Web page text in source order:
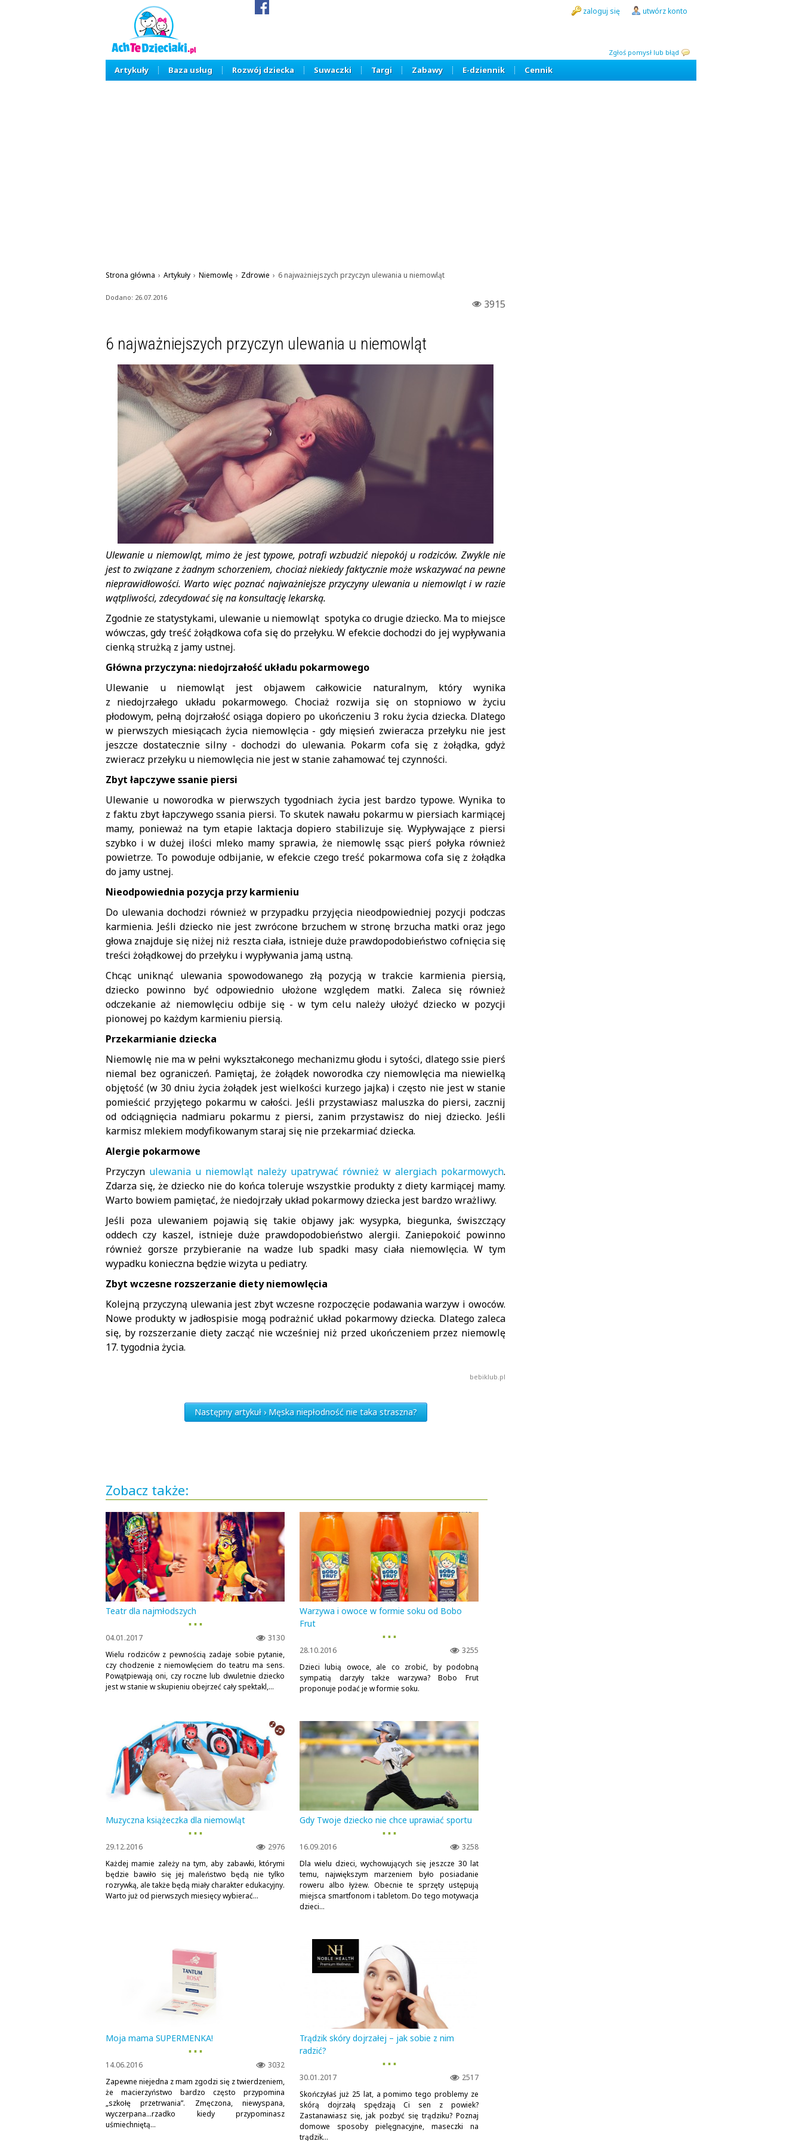
Zgłoś pomysł lub błąd
zaloguj się utwórz konto
Artykuły Baza usług Rozwój dziecka Suwaczki Targi Zabawy E-dziennik Cennik
Strona główna › Artykuły › Niemowlę › Zdrowie › 6 najważniejszych przyczyn ulewania u niemowląt
3915
Dodano: 26.07.2016
6 najważniejszych przyczyn ulewania u niemowląt
Ulewanie u niemowląt, mimo że jest typowe, potrafi wzbudzić niepokój u rodziców. Zwykle nie
jest to związane z żadnym schorzeniem, chociaż niekiedy faktycznie może wskazywać na pewne
nieprawidłowości. Warto więc poznać najważniejsze przyczyny ulewania u niemowląt i w razie
wątpliwości, zdecydować się na konsultację lekarską.
Zgodnie ze statystykami, ulewanie u niemowląt spotyka co drugie dziecko. Ma to miejsce
wówczas, gdy treść żołądkowa cofa się do przełyku. W efekcie dochodzi do jej wypływania
cienką strużką z jamy ustnej.
Główna przyczyna: niedojrzałość układu pokarmowego
Ulewanie u niemowląt jest objawem całkowicie naturalnym, który wynika
z niedojrzałego układu pokarmowego. Chociaż rozwija się on stopniowo w życiu
płodowym, pełną dojrzałość osiąga dopiero po ukończeniu 3 roku życia dziecka. Dlatego
w pierwszych miesiącach życia niemowlęcia - gdy mięsień zwieracza przełyku nie jest
jeszcze dostatecznie silny - dochodzi do ulewania. Pokarm cofa się z żołądka, gdyż
zwieracz przełyku u niemowlęcia nie jest w stanie zahamować tej czynności.
Zbyt łapczywe ssanie piersi
Ulewanie u noworodka w pierwszych tygodniach życia jest bardzo typowe. Wynika to
z faktu zbyt łapczywego ssania piersi. To skutek nawału pokarmu w piersiach karmiącej
mamy, ponieważ na tym etapie laktacja dopiero stabilizuje się. Wypływające z piersi
szybko i w dużej ilości mleko mamy sprawia, że niemowlę ssąc pierś połyka również
powietrze. To powoduje odbijanie, w efekcie czego treść pokarmowa cofa się z żołądka
do jamy ustnej.
Nieodpowiednia pozycja przy karmieniu
Do ulewania dochodzi również w przypadku przyjęcia nieodpowiedniej pozycji podczas
karmienia. Jeśli dziecko nie jest zwrócone brzuchem w stronę brzucha matki oraz jego
głowa znajduje się niżej niż reszta ciała, istnieje duże prawdopodobieństwo cofnięcia się
treści żołądkowej do przełyku i wypływania jamą ustną.
Chcąc uniknąć ulewania spowodowanego złą pozycją w trakcie karmienia piersią,
dziecko powinno być odpowiednio ułożone względem matki. Zaleca się również
odczekanie aż niemowlęciu odbije się - w tym celu należy ułożyć dziecko w pozycji
pionowej po każdym karmieniu piersią.
Przekarmianie dziecka
Niemowlę nie ma w pełni wykształconego mechanizmu głodu i sytości, dlatego ssie pierś
niemal bez ograniczeń. Pamiętaj, że żołądek noworodka czy niemowlęcia ma niewielką
objętość (w 30 dniu życia żołądek jest wielkości kurzego jajka) i często nie jest w stanie
pomieścić przyjętego pokarmu w całości. Jeśli przystawiasz maluszka do piersi, zacznij
od odciągnięcia nadmiaru pokarmu z piersi, zanim przystawisz do niej dziecko. Jeśli
karmisz mlekiem modyfikowanym staraj się nie przekarmiać dziecka.
Alergie pokarmowe
Przyczyn ulewania u niemowląt należy upatrywać również w alergiach pokarmowych.
Zdarza się, że dziecko nie do końca toleruje wszystkie produkty z diety karmiącej mamy.
Warto bowiem pamiętać, że niedojrzały układ pokarmowy dziecka jest bardzo wrażliwy.
Jeśli poza ulewaniem pojawią się takie objawy jak: wysypka, biegunka, świszczący
oddech czy kaszel, istnieje duże prawdopodobieństwo alergii. Zaniepokoić powinno
również gorsze przybieranie na wadze lub spadki masy ciała niemowlęcia. W tym
wypadku konieczna będzie wizyta u pediatry.
Zbyt wczesne rozszerzanie diety niemowlęcia
Kolejną przyczyną ulewania jest zbyt wczesne rozpoczęcie podawania warzyw i owoców.
Nowe produkty w jadłospisie mogą podrażnić układ pokarmowy dziecka. Dlatego zaleca
się, by rozszerzanie diety zacząć nie wcześniej niż przed ukończeniem przez niemowlę
17. tygodnia życia.
bebiklub.pl
Następny artykuł › Męska niepłodność nie taka straszna?
Zobacz także:
Teatr dla najmłodszych
▪ ▪ ▪
3130
04.01.2017
Wielu rodziców z pewnością zadaje sobie pytanie,
czy chodzenie z niemowlęciem do teatru ma sens.
Powątpiewają oni, czy roczne lub dwuletnie dziecko
jest w stanie w skupieniu obejrzeć cały spektakl,...
Warzywa i owoce w formie soku od Bobo
Frut
▪ ▪ ▪
3255
28.10.2016
Dzieci lubią owoce, ale co zrobić, by podobną
sympatią darzyły także warzywa? Bobo Frut
proponuje podać je w formie soku.
Muzyczna książeczka dla niemowląt
▪ ▪ ▪
2976
29.12.2016
Każdej mamie zależy na tym, aby zabawki, którymi
będzie bawiło się jej maleństwo będą nie tylko
rozrywką, ale także będą miały charakter edukacyjny.
Warto już od pierwszych miesięcy wybierać...
Gdy Twoje dziecko nie chce uprawiać sportu
▪ ▪ ▪
3258
16.09.2016
Dla wielu dzieci, wychowujących się jeszcze 30 lat
temu, największym marzeniem było posiadanie
roweru albo łyżew. Obecnie te sprzęty ustępują
miejsca smartfonom i tabletom. Do tego motywacja
dzieci...
Moja mama SUPERMENKA!
▪ ▪ ▪
3032
14.06.2016
Zapewne niejedna z mam zgodzi się z twierdzeniem,
że macierzyństwo bardzo często przypomina
„szkołę przetrwania”. Zmęczona, niewyspana,
wyczerpana…rzadko kiedy przypominasz
uśmiechniętą...
Trądzik skóry dojrzałej – jak sobie z nim
radzić?
▪ ▪ ▪
2517
30.01.2017
Skończyłaś już 25 lat, a pomimo tego problemy ze
skórą dojrzałą spędzają Ci sen z powiek?
Zastanawiasz się, jak pozbyć się trądziku? Poznaj
domowe sposoby pielęgnacyjne, maseczki na
trądzik...